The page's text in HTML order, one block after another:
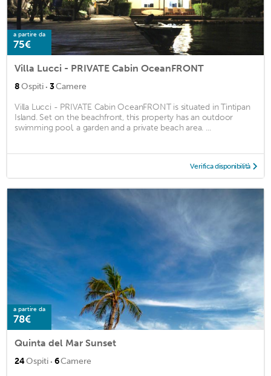
a partire da
75€
Villa Lucci - PRIVATE Cabin OceanFRONT
8Ospiti · 3Camere
Villa Lucci - PRIVATE Cabin OceanFRONT is situated in Tintipan
Island. Set on the beachfront, this property has an outdoor
swimming pool, a garden and a private beach area. ...
Verifica disponibilità
a partire da
78€
Quinta del Mar Sunset
24Ospiti · 6Camere